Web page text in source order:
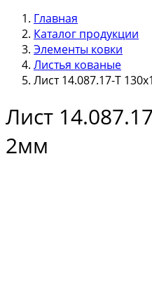
Главная
Каталог продукции
Элементы ковки
Листья кованые
Лист 14.087.17-Т
Лист
2мм